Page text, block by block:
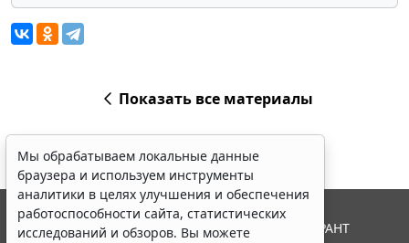
Показать все материалы
Мы обрабатываем локальные данные
браузера и используем инструменты
аналитики в целях улучшения и обеспечения
работоспособности сайта, статистических
исследований и обзоров. Вы можете
© ООО "НПП "ГАРАНТ-СЕРВИС", 2026. Система ГАРАНТ